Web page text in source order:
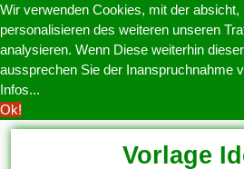
Wir verwenden Cookies, mit der
personalisieren des weiteren unseren
analysieren. Wenn Diese weiterhin
aussprechen Sie der Inanspruchnahme
Infos...
Ok!
Vorlage